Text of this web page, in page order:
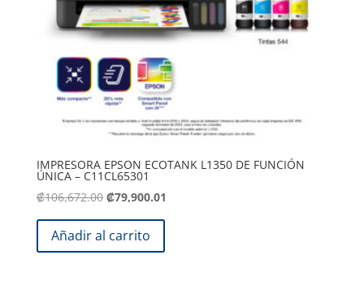
IMPRESORA EPSON ECOTANK L1350 DE FUNCIÓN
ÚNICA – C11CL65301
₡106,672.00 El
original
era:
₡79,900.01
Añadir al carrito